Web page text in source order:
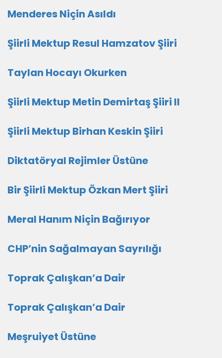
Menderes Niçin Asıldı
Şiirli Mektup Resul Hamzatov Şiiri
Taylan Hocayı Okurken
Şiirli Mektup Metin Demirtaş Şiiri II
Şiirli Mektup Birhan Keskin Şiiri
Diktatöryal Rejimler Üstüne
Bir Şiirli Mektup Özkan Mert Şiiri
Meral Hanım Niçin Bağırıyor
CHP’nin Sağalmayan Sayrılığı
Toprak Çalışkan’a Dair
Toprak Çalışkan’a Dair
Meşruiyet Üstüne